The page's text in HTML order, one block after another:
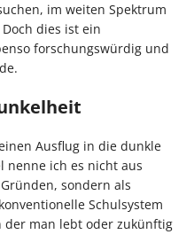
im weiten Spektrum
dies ist ein
forschungswürdig und
Ausflug in die dunkle
nenne ich es nicht aus
sondern als
Schulsystem
der man lebt oder zukünftig